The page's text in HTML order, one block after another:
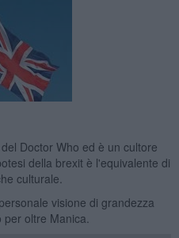
Doctor Who ed è un cultore
della brexit è l'equivalente di
culturale.
visione di grandezza
oltre Manica.